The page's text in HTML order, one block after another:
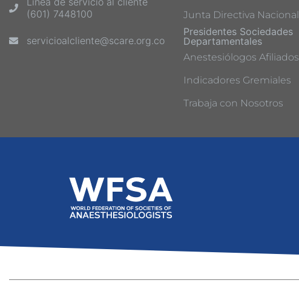
(601) 7448100
servicioalcliente@scare.org.co
Junta Directiva Nacional
Presidentes Sociedades
Departamentales
Anestesiólogos Afiliados
Indicadores Gremiales
Trabaja con Nosotros